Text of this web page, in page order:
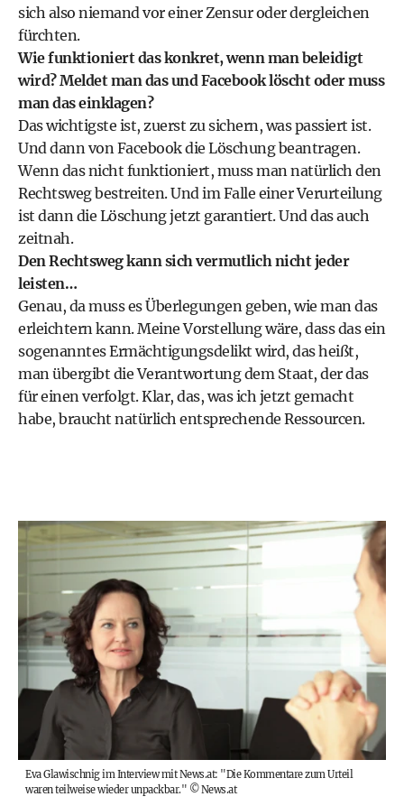
sich also niemand vor einer Zensur oder dergleichen
fürchten.
Wie funktioniert das konkret, wenn man beleidigt
wird? Meldet man das und Facebook löscht oder muss
man das einklagen?
Das wichtigste ist, zuerst zu sichern, was passiert ist.
Und dann von Facebook die Löschung beantragen.
Wenn das nicht funktioniert, muss man natürlich den
Rechtsweg bestreiten. Und im Falle einer Verurteilung
ist dann die Löschung jetzt garantiert. Und das auch
zeitnah.
Den Rechtsweg kann sich vermutlich nicht jeder
leisten…
Genau, da muss es Überlegungen geben, wie man das
erleichtern kann. Meine Vorstellung wäre, dass das ein
sogenanntes Ermächtigungsdelikt wird, das heißt,
man übergibt die Verantwortung dem Staat, der das
für einen verfolgt. Klar, das, was ich jetzt gemacht
habe, braucht natürlich entsprechende Ressourcen.
Eva Glawischnig im Interview mit News.at: "Die Kommentare zum Urteil
waren teilweise wieder unpackbar." ©News.at